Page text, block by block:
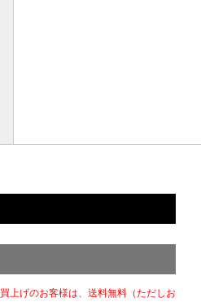
上げのお客様は、送料無料（ただしお